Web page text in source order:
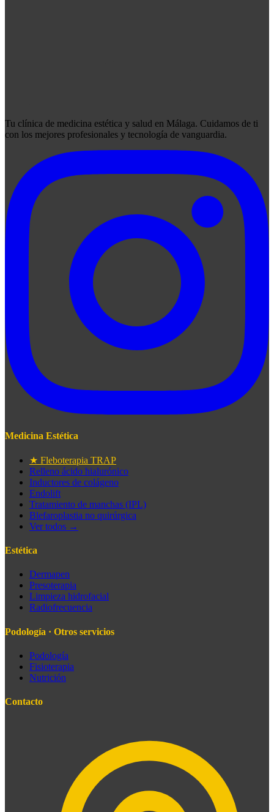
Tu clínica de medicina estética y salud en Málaga. Cuidamos de ti
con los mejores profesionales y tecnología de vanguardia.
Medicina Estética
★ Fleboterapia TRAP
Relleno ácido hialurónico
Inductores de colágeno
Endolift
Tratamiento de manchas (IPL)
Blefaroplastia no quirúrgica
Ver todos →
Estética
Dermapen
Presoterapia
Limpieza hidrofacial
Radiofrecuencia
Podología · Otros servicios
Podología
Fisioterapia
Nutrición
Contacto